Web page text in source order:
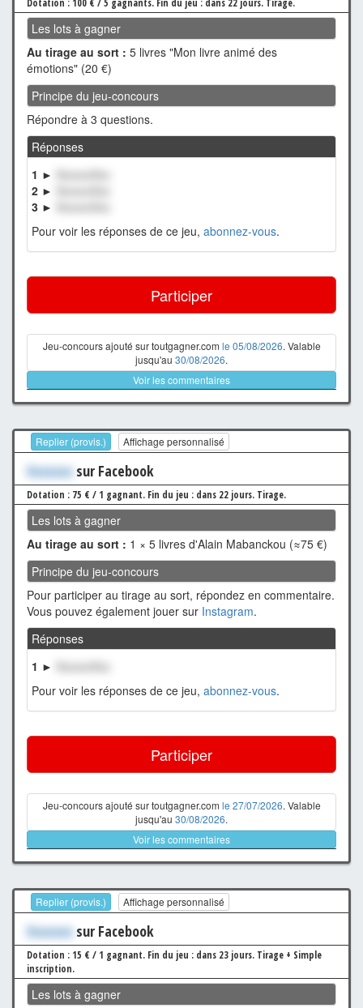
Dotation : 100 € / 5 gagnants. Fin du jeu : dans 22 jours. Tirage.
Les lots à gagner
Au tirage au sort : 5 livres "Mon livre animé des
émotions" (20 €)
Principe du jeu-concours
Répondre à 3 questions.
Réponses
1 ►
XxxxxxXxx
2 ►
3 ►
Pour voir les réponses de ce jeu, abonnez-vous.
Participer
Jeu-concours ajouté sur toutgagner.com le 05/08/2026. Valable
jusqu'au 30/08/2026.
Voir les commentaires
Replier (provis.) Affichage personnalisé
Xxxxxxx sur Facebook
Dotation : 75 € / 1 gagnant. Fin du jeu : dans 22 jours. Tirage.
Les lots à gagner
Au tirage au sort : 1 × 5 livres d'Alain Mabanckou (≈75 €)
Principe du jeu-concours
Pour participer au tirage au sort, répondez en commentaire.
Vous pouvez également jouer sur Instagram.
Réponses
1 ►
Pour voir les réponses de ce jeu, abonnez-vous.
Participer
Jeu-concours ajouté sur toutgagner.com le 27/07/2026. Valable
jusqu'au 30/08/2026.
Voir les commentaires
Replier (provis.) Affichage personnalisé
Xxxxxxx sur Facebook
Dotation : 15 € / 1 gagnant. Fin du jeu : dans 23 jours. Tirage + Simple
inscription.
Les lots à gagner